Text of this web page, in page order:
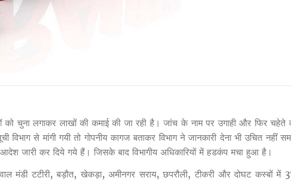
को चुना लगाकर लाखों की कमाई की जा रही है। जांच के नाम पर उगाही और फिर चहेते
विभाग से मांगी गयी तो गोपनीय कागज बताकर विभाग ने जानकारी देना भी उचित नहीं
जारी कर दिये गये हैं। जिसके बाद विभागीय अधिकारियों में हडकंप मचा हुआ है।
मंडी टटीरी, बड़ौत, खेकड़ा, अमीनगर सराय, छपरौली, टीकरी और दोघट कस्बों में